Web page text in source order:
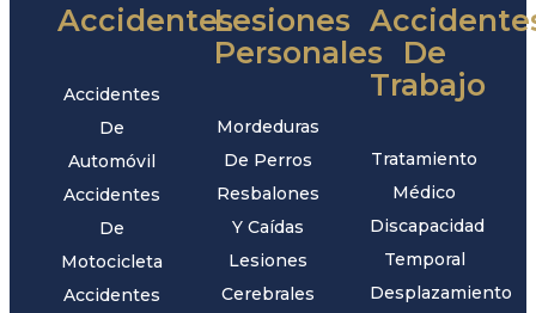
Accidentes
Accidentes
De
Automóvil
Accidentes
De
Motocicleta
Accidentes
Lesiones
Personales
Mordeduras
De Perros
Resbalones
Y Caídas
Lesiones
Cerebrales
De
Trabajo
Tratamiento
Médico
Discapacidad
Temporal
Desplazamiento